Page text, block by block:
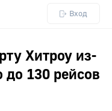
Вход
Хитроу из-
до 130 рейсов